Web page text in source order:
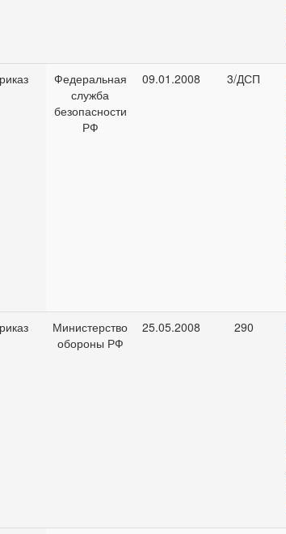
Федеральная
служба
безопасности
РФ
09.01.2008 3/ДСП
Министерство
обороны РФ
25.05.2008 290